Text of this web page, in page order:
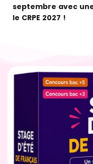
septembre avec
le CRPE 2027 !